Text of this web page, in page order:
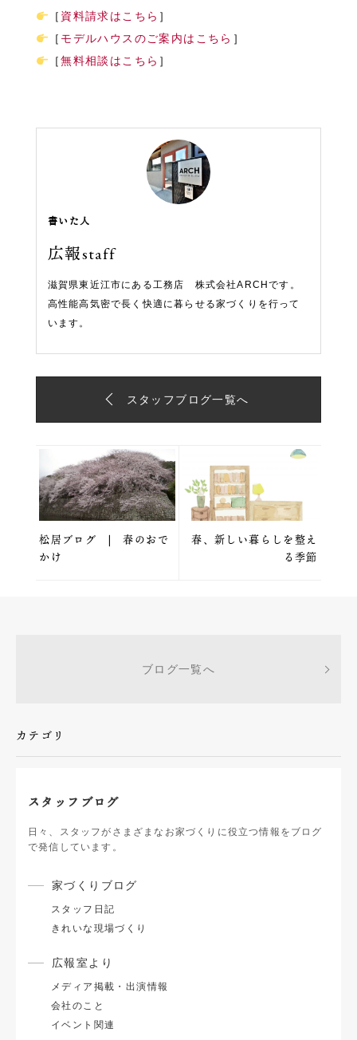
［ 資料請求はこちら ］
［ モデルハウスのご案内はこちら ］
［無料相談はこちら ］
書いた人
広報staff
滋賀県東近江市にある工務店 株式会社ARCHです。
高性能高気密で長く快適に暮らせる家づくりを行って
います。
スタッフブログ一覧へ
松居ブログ | 春のおで
かけ
春、新しい暮らしを整え
る季節
ブログ一覧へ
カテゴリ
スタッフブログ
日々、スタッフがさまざまなお家づくりに役立つ情報をブログ
で発信しています。
家づくりブログ
スタッフ日記
きれいな現場づくり
広報室より
メディア掲載・出演情報
会社のこと
イベント関連